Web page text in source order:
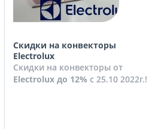
Скидки на конвекторы
Electrolux
Скидки на конвекторы от
Electrolux до 12% с 25.10 2022г.!